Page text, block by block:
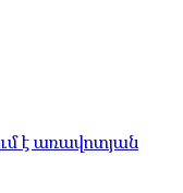
է առավոտյան